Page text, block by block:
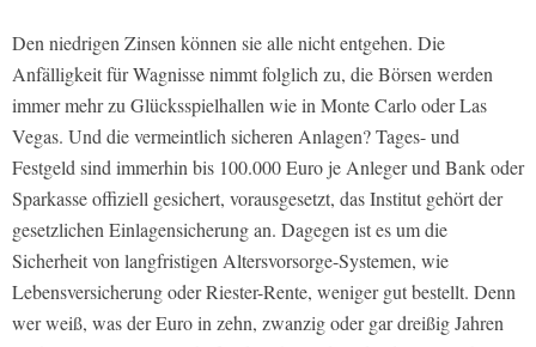
Den niedrigen Zinsen können sie alle nicht entgehen. Die
Anfälligkeit für Wagnisse nimmt folglich zu, die Börsen werden
immer mehr zu Glücksspielhallen wie in Monte Carlo oder Las
Vegas. Und die vermeintlich sicheren Anlagen? Tages- und
Festgeld sind immerhin bis 100.000 Euro je Anleger und Bank oder
Sparkasse offiziell gesichert, vorausgesetzt, das Institut gehört der
gesetzlichen Einlagensicherung an. Dagegen ist es um die
Sicherheit von langfristigen Altersvorsorge-Systemen, wie
Lebensversicherung oder Riester-Rente, weniger gut bestellt. Denn
wer weiß, was der Euro in zehn, zwanzig oder gar dreißig Jahren